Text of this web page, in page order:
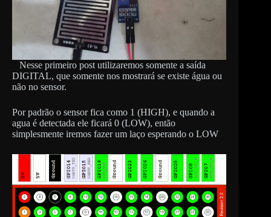
Nesse primeiro post utilizaremos somente a saída
DIGITAL, que somente nos mostrará se existe água ou
não no sensor.
Por padrão o sensor fica como 1 (HIGH), e quando a
agua é detectada ele ficará 0 (LOW), então
simplesmente iremos fazer um laço esperando o LOW